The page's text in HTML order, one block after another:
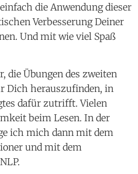
die Anwendung dieser
Verbesserung Deiner
Und mit wie viel Spaß
die Übungen des zweiten
Dich herauszufinden, in
dafür zutrifft. Vielen
beim Lesen. In der
ich mich dann mit dem
und mit dem